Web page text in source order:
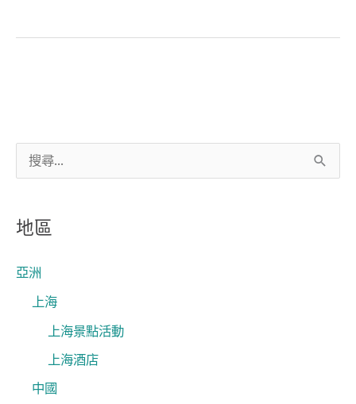
關
鍵
字
地區
亞洲
上海
上海景點活動
上海酒店
中國